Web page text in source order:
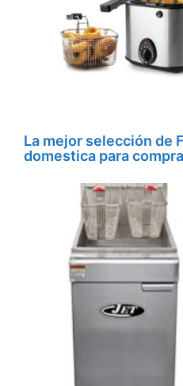
La mejor selección de
domestica para